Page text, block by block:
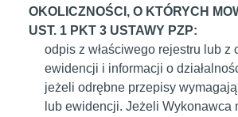
OKOLICZNOŚCI, O KTÓRYCH
UST. 1 PKT 3 USTAWY PZP:
odpis z właściwego rejestru lub z
ewidencji i informacji o
jeżeli odrębne przepisy
lub ewidencji. Jeżeli Wykonawca